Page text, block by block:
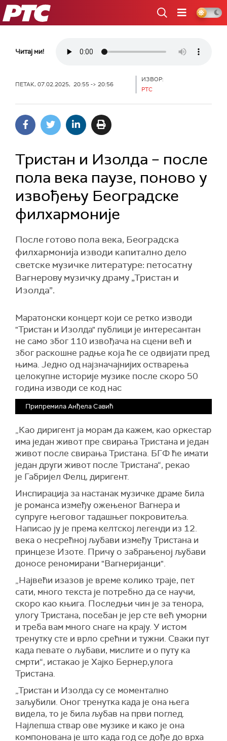
РТС
Читај ми!
ПЕТАК, 07.02.2025, 20:55 -> 20:56
ИЗВОР:
РТС
Тристан и Изолда – после
пола века паузе, поново у
извођењу Београдске
филхармоније
После готово пола века, Београдска
филхармонија изводи капитално дело
светске музичке литературе: петосатну
Вагнерову музичку драму „Тристан и
Изолда”.
Маратонски концерт који се ретко изводи
"Тристан и Изолда" публици је интересантан
не само због 110 извођача на сцени већ и
због раскошне радње која ће се одвијати пред
њима. Једно од најзначајнијих остварења
целокупне историје музике после скоро 50
година изводи се код нас
Припремила Анђела Савић
„Као диригент ја морам да кажем, као оркестар
има један живот пре свирања Тристана и један
живот после свирања Тристана. БГФ ће имати
један други живот после Тристана“, рекао
је Габријел Фелц, диригент.
Инспирација за настанак музичке драме била
је романса између ожењеног Вагнера и
супруге његовог тадашњег покровитеља.
Написао ју је према келтској легенди из 12.
века о несрећној љубави између Тристана и
принцезе Изоте. Причу о забрањеној љубави
доносе реномирани "Вагнеријанци".
„Највећи изазов је време колико траје, пет
сати, много текста је потребно да се научи,
скоро као књига. Последњи чин је за тенора,
улогу Тристана, посебан је јер сте већ уморни
и треба вам много снаге на крају. У истом
тренутку сте и врло срећни и тужни. Сваки пут
када певате о љубави, мислите и о путу ка
смрти“, истакао је Хајко Бернер,улога
Тристана.
„Тристан и Изолда су се моментално
заљубили. Оног тренутка када је она њега
видела, то је била љубав на први поглед.
Најлепша ствар ове музике и како је она
компонована је што када год се дође до врха